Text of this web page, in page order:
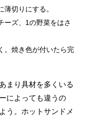
切りにする。
ーズ、1の野菜をはさ
。焼き色が付いたら完
まり具材を多くいる
によっても違うの
う。ホットサンドメ